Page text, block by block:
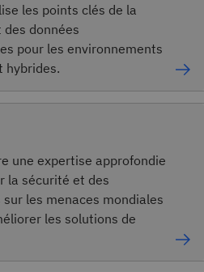
les points clés de la
données
pour les environnements
hybrides.
une expertise approfondie
la sécurité et des
les menaces mondiales
les solutions de